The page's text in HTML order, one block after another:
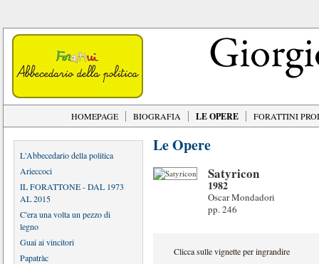
HOMEPAGE BIOGRAFIA LE OPERE FORATTINI
L'Abbecedario della politica
Arieccoci
IL FORATTONE - DAL 1973
AL 2015
C'era una volta un pezzo di
legno
Guai ai vincitori
Papatràc
Le Opere
Satyricon
1982
Oscar Mondadori
pp. 246
Clicca sulle vignette per ingrandire